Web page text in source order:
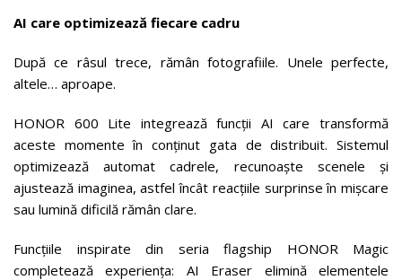
AI care optimizează fiecare cadru
După ce râsul trece, rămân fotografiile. Unele perfecte,
altele… aproape.
HONOR 600 Lite integrează funcții AI care transformă
aceste momente în conținut gata de distribuit. Sistemul
optimizează automat cadrele, recunoaște scenele și
ajustează imaginea, astfel încât reacțiile surprinse în mișcare
sau lumină dificilă rămân clare.
Funcțiile inspirate din seria flagship HONOR Magic
completează experiența: AI Eraser elimină elementele